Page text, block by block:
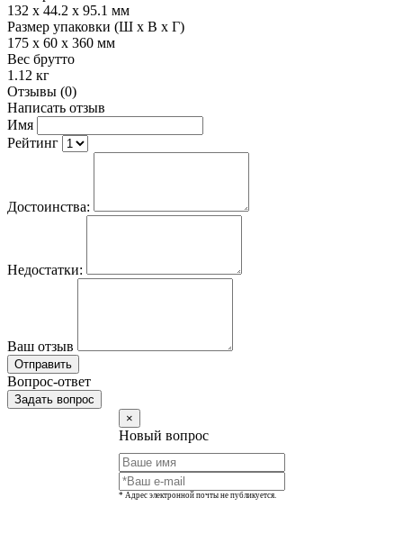
132 x 44.2 x 95.1 мм
Размер упаковки (Ш х В х Г)
175 x 60 x 360 мм
Вес брутто
1.12 кг
Отзывы (0)
Написать отзыв
Имя
Рейтинг
Достоинства:
Недостатки:
Ваш отзыв
Отправить
Вопрос-ответ
Задать вопрос
×
Новый вопрос
* Адрес электронной почты не публикуется.